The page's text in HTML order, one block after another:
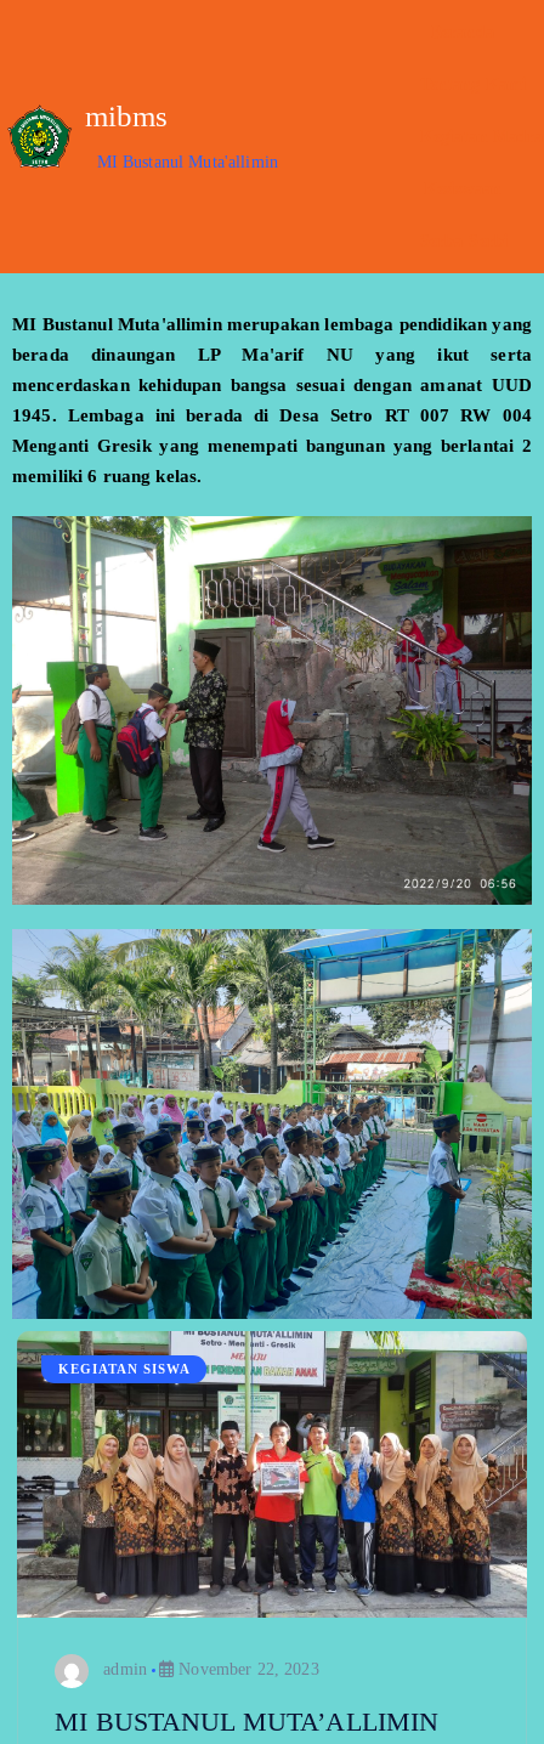
mibms
MI Bustanul Muta'allimin
MI Bustanul Muta'allimin merupakan lembaga pendidikan yang
berada dinaungan LP Ma'arif NU yang ikut serta
mencerdaskan kehidupan bangsa sesuai dengan amanat UUD
1945. Lembaga ini berada di Desa Setro RT 007 RW 004
Menganti Gresik yang menempati bangunan yang berlantai 2
memiliki 6 ruang kelas.
KEGIATAN SISWA
admin November 22, 2023
MI BUSTANUL MUTA’ALLIMIN